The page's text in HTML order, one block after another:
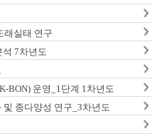
래실태 연구
석 7차년도
BON) 운영_1단계 1차년도
종다양성 연구_3차년도